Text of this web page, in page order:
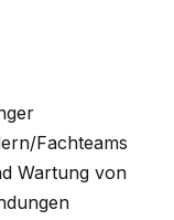
Fachteams
Wartung von